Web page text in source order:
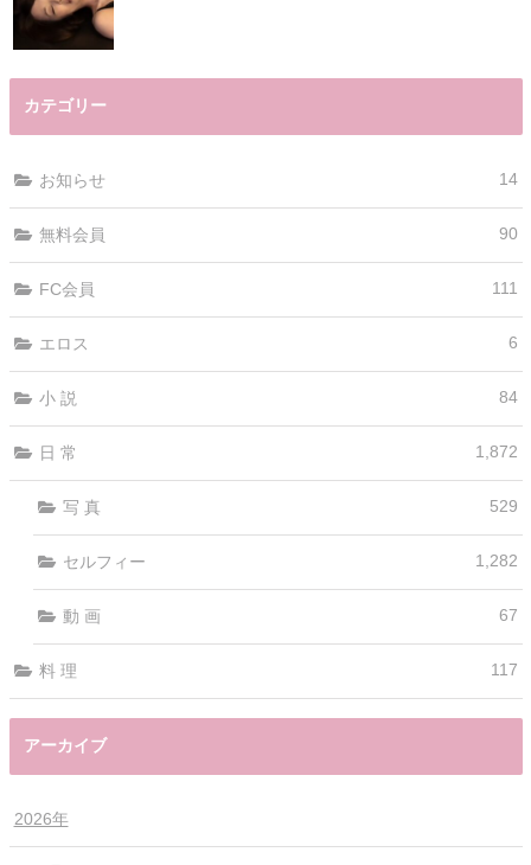
カテゴリー
お知らせ 14
無料会員 90
FC会員 111
エロス 6
小 説 84
日 常 1,872
写 真 529
セルフィー 1,282
動 画 67
料 理 117
アーカイブ
2026年